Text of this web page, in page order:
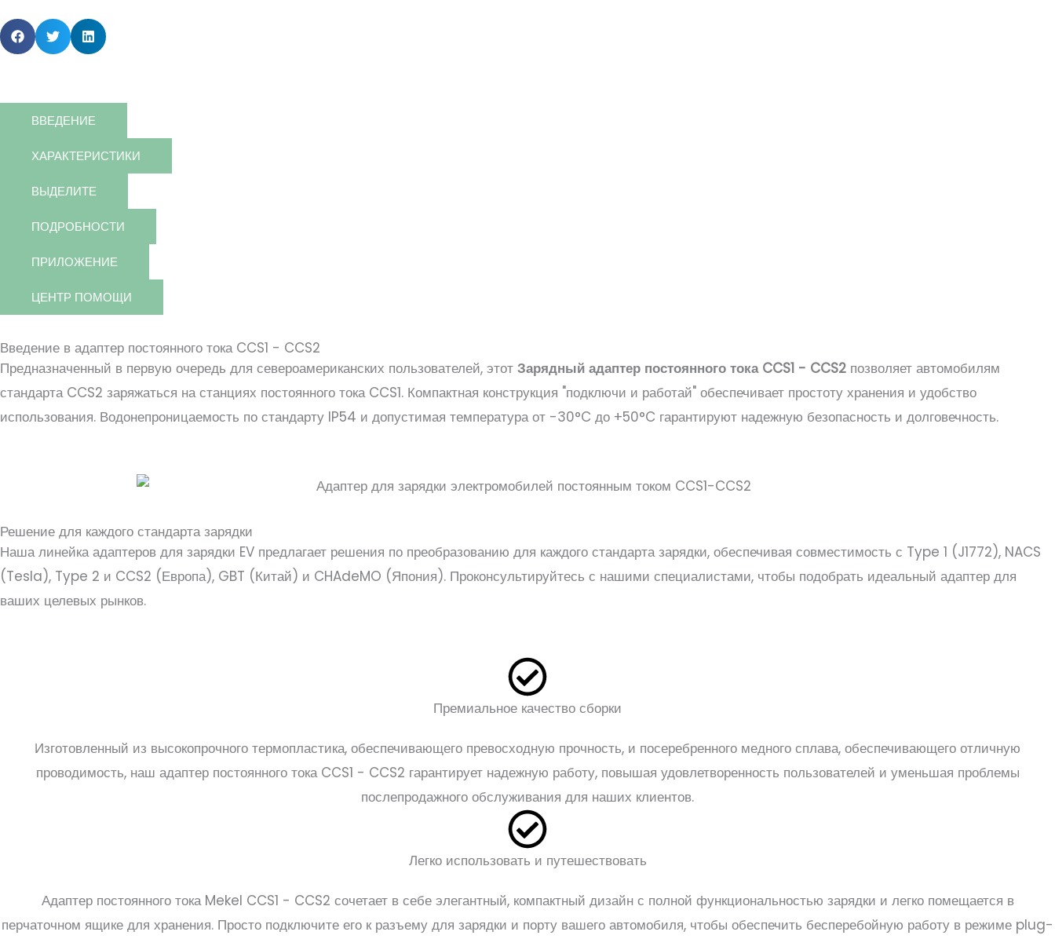
ВВЕДЕНИЕ
ХАРАКТЕРИСТИКИ
ВЫДЕЛИТЕ
ПОДРОБНОСТИ
ПРИЛОЖЕНИЕ
ЦЕНТР ПОМОЩИ
Введение в адаптер постоянного тока CCS1 - CCS2
Предназначенный в первую очередь для североамериканских пользователей, этот Зарядный адаптер постоянного тока CCS1 - CCS2 позволяет автомобилям
стандарта CCS2 заряжаться на станциях постоянного тока CCS1. Компактная конструкция "подключи и работай" обеспечивает простоту хранения и удобство
использования. Водонепроницаемость по стандарту IP54 и допустимая температура от -30°C до +50°C гарантируют надежную безопасность и долговечность.
Решение для каждого стандарта зарядки
Наша линейка адаптеров для зарядки EV предлагает решения по преобразованию для каждого стандарта зарядки, обеспечивая совместимость с Type 1 (J1772), NACS
(Tesla), Type 2 и CCS2 (Европа), GBT (Китай) и CHAdeMO (Япония). Проконсультируйтесь с нашими специалистами, чтобы подобрать идеальный адаптер для
ваших целевых рынков.
Премиальное качество сборки
Изготовленный из высокопрочного термопластика, обеспечивающего превосходную прочность, и посеребренного медного сплава, обеспечивающего отличную
проводимость, наш адаптер постоянного тока CCS1 - CCS2 гарантирует надежную работу, повышая удовлетворенность пользователей и уменьшая проблемы
послепродажного обслуживания для наших клиентов.
Легко использовать и путешествовать
Адаптер постоянного тока Mekel CCS1 - CCS2 сочетает в себе элегантный, компактный дизайн с полной функциональностью зарядки и легко помещается в
перчаточном ящике для хранения. Просто подключите его к разъему для зарядки и порту вашего автомобиля, чтобы обеспечить бесперебойную работу в режиме plug-